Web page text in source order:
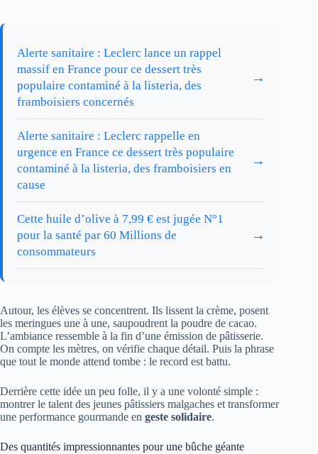
Alerte sanitaire : Leclerc lance un rappel
massif en France pour ce dessert très
populaire contaminé à la listeria, des
framboisiers concernés
→
Alerte sanitaire : Leclerc rappelle en
urgence en France ce dessert très populaire
contaminé à la listeria, des framboisiers en
cause
→
Cette huile d’olive à 7,99 € est jugée N°1
pour la santé par 60 Millions de
consommateurs
→
Autour, les élèves se concentrent. Ils lissent la crème, posent
les meringues une à une, saupoudrent la poudre de cacao.
L’ambiance ressemble à la fin d’une émission de pâtisserie.
On compte les mètres, on vérifie chaque détail. Puis la phrase
que tout le monde attend tombe : le record est battu.
Derrière cette idée un peu folle, il y a une volonté simple :
montrer le talent des jeunes pâtissiers malgaches et transformer
une performance gourmande en geste solidaire.
Des quantités impressionnantes pour une bûche géante